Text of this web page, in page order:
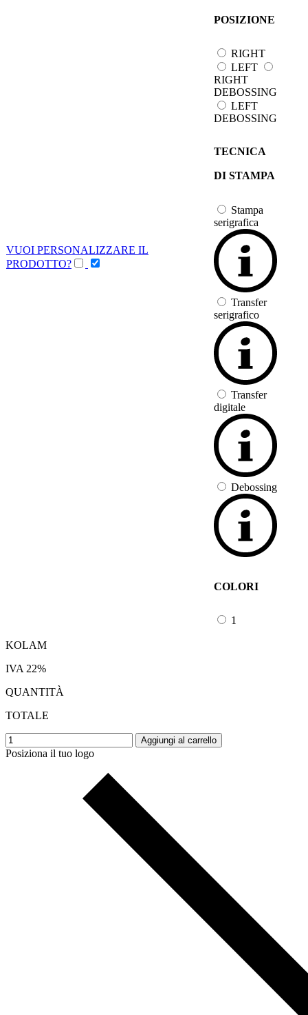
VUOI PERSONALIZZARE IL
PRODOTTO?
POSIZIONE
RIGHT
LEFT
RIGHT
DEBOSSING
LEFT
DEBOSSING
TECNICA
DI STAMPA
Stampa
serigrafica
Transfer
serigrafico
Transfer
digitale
Debossing
COLORI
1
KOLAM
IVA 22%
QUANTITÀ
TOTALE
Aggiungi al carrello
Posiziona il tuo logo